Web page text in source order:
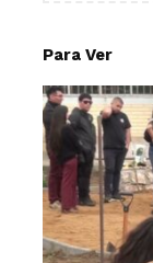
Para Ver